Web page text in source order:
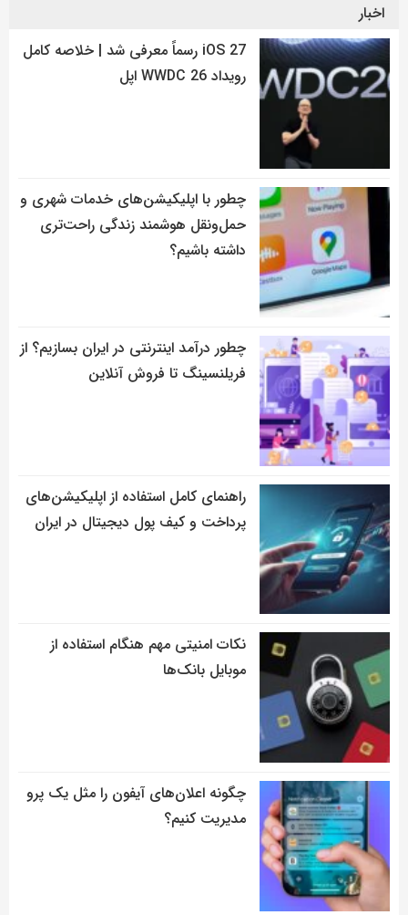
اخبار
iOS 27 رسماً معرفی شد | خلاصه کامل
رویداد WWDC 26 اپل
چطور با اپلیکیشن‌های خدمات شهری و
حمل‌ونقل هوشمند زندگی راحت‌تری
داشته باشیم؟
چطور درآمد اینترنتی در ایران بسازیم؟ از
فریلنسینگ تا فروش آنلاین
راهنمای کامل استفاده از اپلیکیشن‌های
پرداخت و کیف پول دیجیتال در ایران
نکات امنیتی مهم هنگام استفاده از
موبایل بانک‌ها
چگونه اعلان‌های آیفون را مثل یک پرو
مدیریت کنیم؟